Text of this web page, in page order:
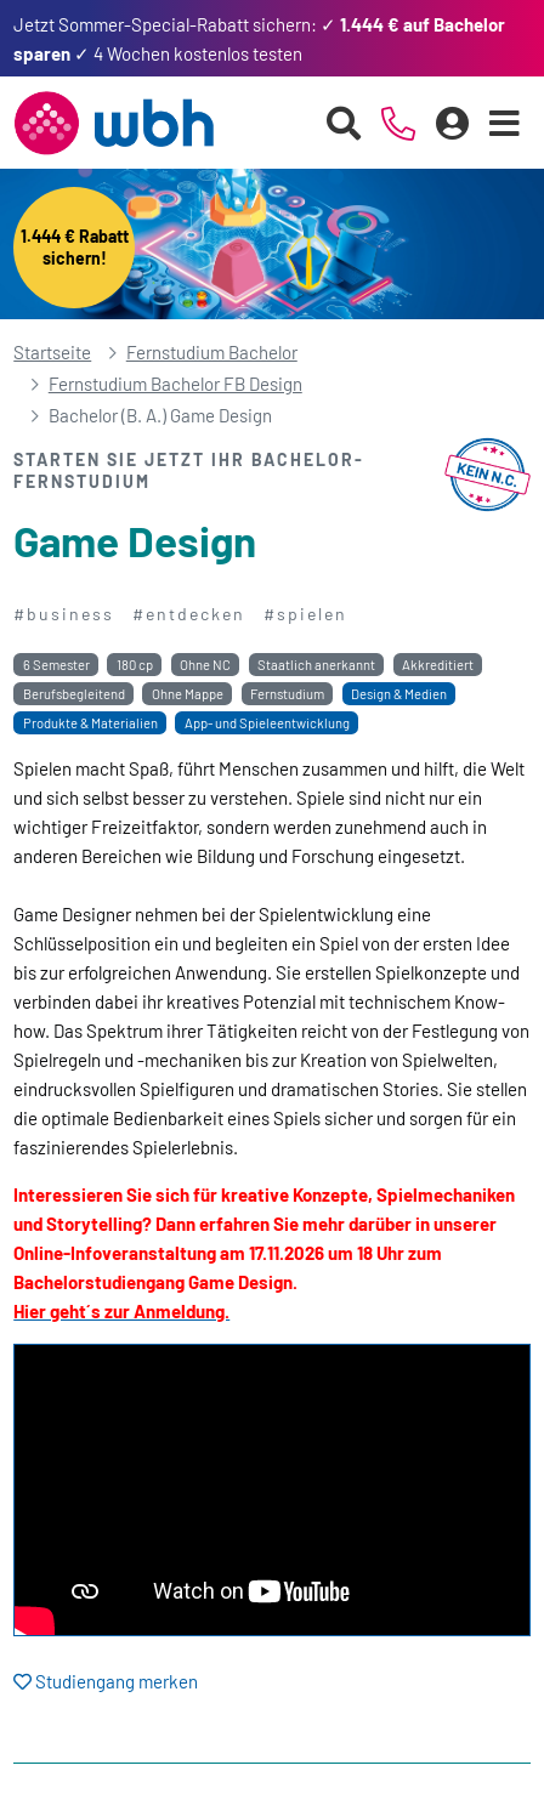
Jetzt Sommer-Special-Rabatt sichern: ✓1.444 € auf Bachelor
sparen ✓ 4 Wochen kostenlos testen
1.444 € Rabatt
sichern!
Startseite
Fernstudium Bachelor
Fernstudium Bachelor FB Design
Bachelor (B. A.) Game Design
STARTEN SIE JETZT IHR BACHELOR-
FERNSTUDIUM
Game Design
#business #entdecken #spielen
6 Semester 180 cp Ohne NC Staatlich anerkannt
Akkreditiert
Berufsbegleitend
Ohne Mappe Fernstudium
Design & Medien
Produkte & Materialien
App- und Spieleentwicklung
Spielen macht Spaß, führt Menschen zusammen und hilft, die Welt
und sich selbst besser zu verstehen. Spiele sind nicht nur ein
wichtiger Freizeitfaktor, sondern werden zunehmend auch in
anderen Bereichen wie Bildung und Forschung eingesetzt.
Game Designer nehmen bei der Spielentwicklung eine
Schlüsselposition ein und begleiten ein Spiel von der ersten Idee
bis zur erfolgreichen Anwendung. Sie erstellen Spielkonzepte und
verbinden dabei ihr kreatives Potenzial mit technischem Know-
how. Das Spektrum ihrer Tätigkeiten reicht von der Festlegung von
Spielregeln und -mechaniken bis zur Kreation von Spielwelten,
eindrucksvollen Spielfiguren und dramatischen Stories. Sie stellen
die optimale Bedienbarkeit eines Spiels sicher und sorgen für ein
faszinierendes Spielerlebnis.
Interessieren Sie sich für kreative Konzepte, Spielmechaniken
und Storytelling? Dann erfahren Sie mehr darüber in unserer
Online-Infoveranstaltung am 17.11.2026 um 18 Uhr zum
Bachelorstudiengang Game Design.
Hier geht´s zur Anmeldung.
Studiengang merken